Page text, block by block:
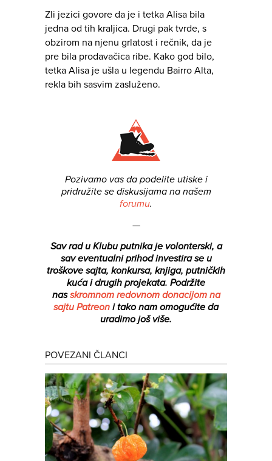
Zli jezici govore da je i tetka Alisa bila
jedna od tih kraljica. Drugi pak tvrde, s
obzirom na njenu grlatost i rečnik, da je
pre bila prodavačica ribe. Kako god bilo,
tetka Alisa je ušla u legendu Bairro Alta,
rekla bih sasvim zasluženo.
Pozivamo vas da podelite utiske i
pridružite se diskusijama na našem
forumu.
—
Sav rad u Klubu putnika je volonterski, a
sav eventualni prihod investira se u
troškove sajta, konkursa, knjiga, putničkih
kuća i drugih projekata. Podržite
nasskromnom redovnom donacijom na
sajtu Patreon i tako nam omogućite da
uradimo još više.
POVEZANI ČLANCI